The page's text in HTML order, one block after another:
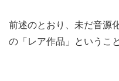
前述のとおり、未だ音源
の「レア作品」というこ